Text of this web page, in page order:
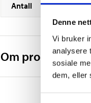
Denne
Vi bruker
analysere
sosiale
dem, eller
Antall
Om produsenten